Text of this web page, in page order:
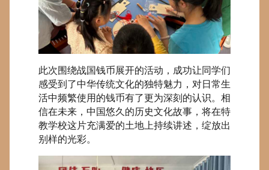
此次围绕战国钱币展开的活动，成功让同学们
感受到了中华传统文化的独特魅力，对日常生
活中频繁使用的钱币有了更为深刻的认识。相
信在未来，中国悠久的历史文化故事，将在特
教学校这片充满爱的土地上持续讲述，绽放出
别样的光彩。